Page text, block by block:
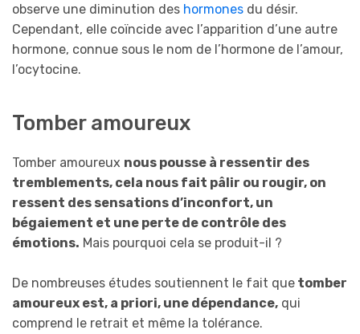
observe une diminution des hormones du désir.
Cependant, elle coïncide avec l’apparition d’une autre
hormone, connue sous le nom de l’hormone de l’amour,
l’ocytocine.
Tomber amoureux
Tomber amoureux nous pousse à ressentir des
tremblements, cela nous fait pâlir ou rougir, on
ressent des sensations d’inconfort, un
bégaiement et une perte de contrôle des
émotions. Mais pourquoi cela se produit-il ?
De nombreuses études soutiennent le fait que tomber
amoureux est, a priori, une dépendance, qui
comprend le retrait et même la tolérance.